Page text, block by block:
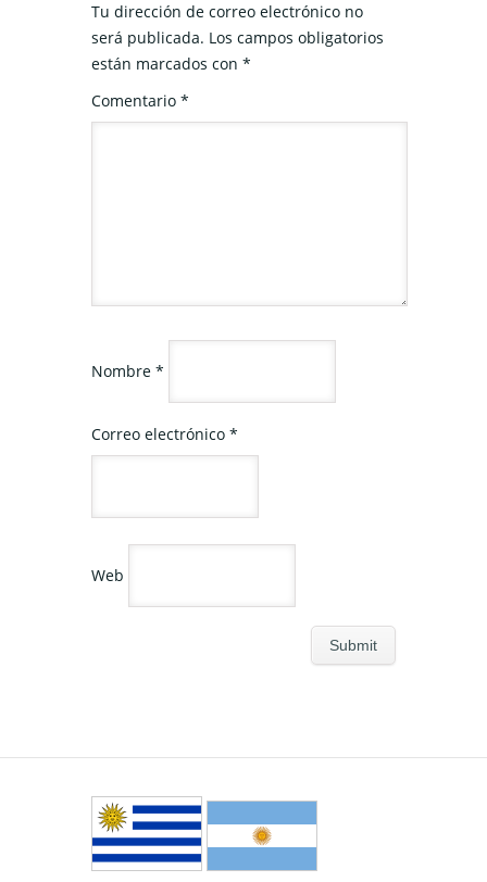
Tu dirección de correo electrónico no
será publicada. Los campos obligatorios
están marcados con *
Comentario *
Nombre *
Correo electrónico *
Web